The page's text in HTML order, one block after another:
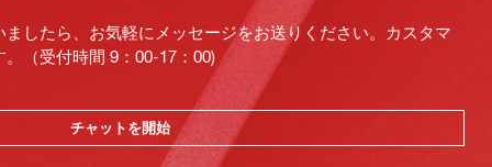
したら、お気軽にメッセージをお送りください。カスタマ
（受付時間 9：00-17：00)
チャットを開始